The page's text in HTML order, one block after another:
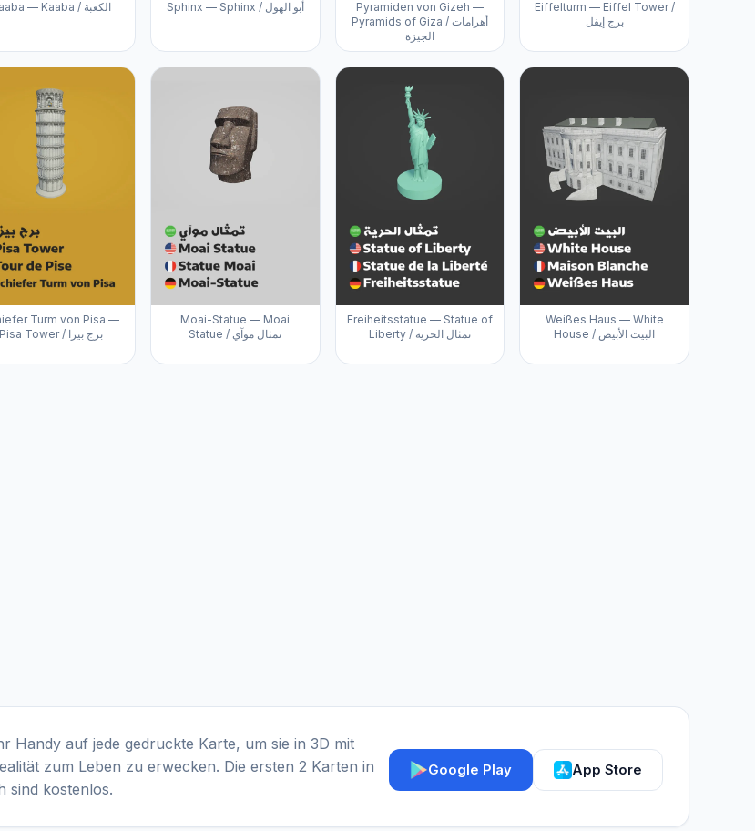
Kaaba — Kaaba / الكعبة Sphinx — Sphinx / أبو الهول
Pyramiden von Gizeh —
Pyramids of Giza / أهرامات
الجيزة
Eiffelturm — Eiffel Tower /
برج إيفل
Turm von Pisa —
Pisa Tower / برج بيزا
Moai-Statue — Moai
Statue / تمثال موآي
Freiheitsstatue — Statue of
Liberty / تمثال الحرية
Weißes Haus — White
House / البيت الأبيض
Handy auf jede gedruckte Karte, um sie in 3D mit
zum Leben zu erwecken. Die ersten 2 Karten in
sind kostenlos.
Google Play App Store